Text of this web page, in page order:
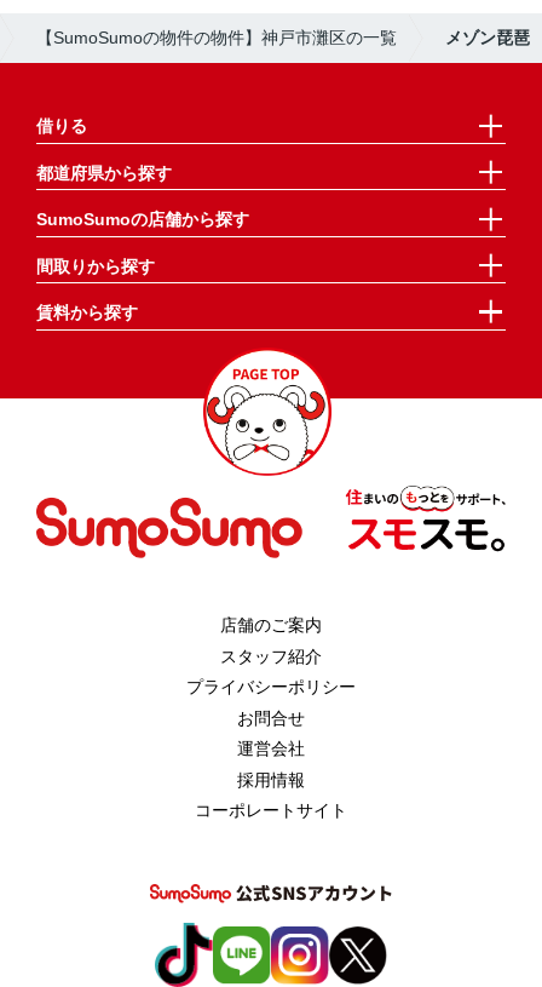
【SumoSumoの物件の物件】神戸市灘区の一覧 メゾン琵琶
借りる
都道府県から探す
SumoSumoの店舗から探す
間取りから探す
賃料から探す
店舗のご案内
スタッフ紹介
プライバシーポリシー
お問合せ
運営会社
採用情報
コーポレートサイト